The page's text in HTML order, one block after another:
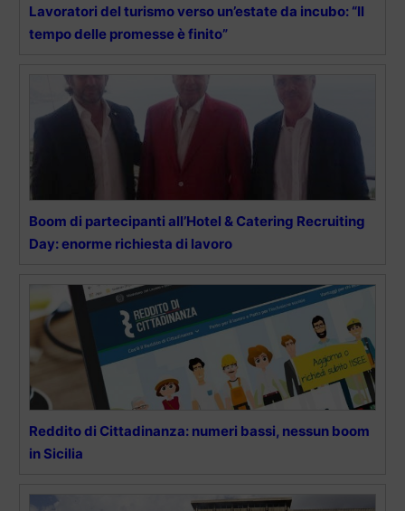
Lavoratori del turismo verso un’estate da incubo: “Il
tempo delle promesse è finito”
Boom di partecipanti all’Hotel & Catering Recruiting
Day: enorme richiesta di lavoro
Reddito di Cittadinanza: numeri bassi, nessun boom
in Sicilia